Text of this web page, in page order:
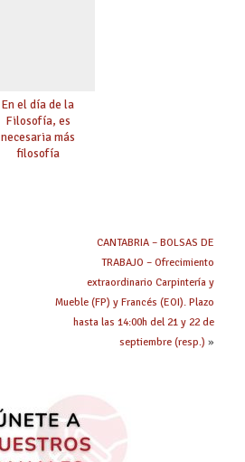
En el día de la
Filosofía, es
necesaria más
filosofía
CANTABRIA – BOLSAS DE
TRABAJO – Ofrecimiento
extraordinario Carpintería y
Mueble (FP) y Francés (EOI). Plazo
hasta las 14:00h del 21 y 22 de
septiembre (resp.) »